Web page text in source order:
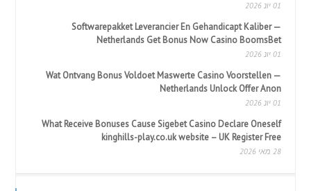
01 יונ 2026
Softwarepakket Leverancier En Gehandicapt Kaliber —
Netherlands Get Bonus Now Casino BoomsBet
01 יונ 2026
Wat Ontvang Bonus Voldoet Maswerte Casino Voorstellen —
Netherlands Unlock Offer Anon
01 יונ 2026
What Receive Bonuses Cause Sigebet Casino Declare Oneself
kinghills-play.co.uk website – UK Register Free
28 מאי 2026